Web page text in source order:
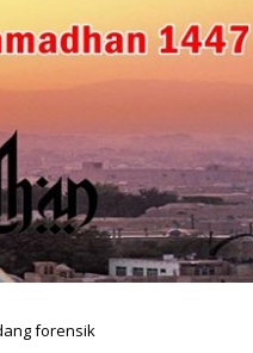
forensik